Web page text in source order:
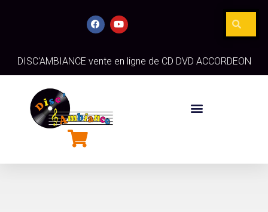
DISC'AMBIANCE vente en ligne de CD DVD ACCORDEON